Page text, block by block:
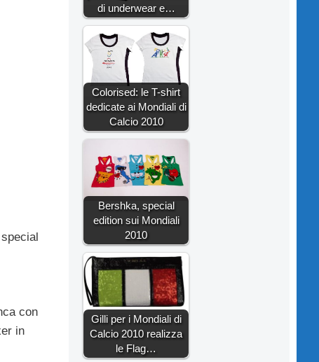
con
in
di underwear e…
Colorised: le T-shirt
dedicate ai Mondiali di
Calcio 2010
Bershka, special
edition sui Mondiali
2010
Gilli per i Mondiali di
Calcio 2010 realizza
le Flag…